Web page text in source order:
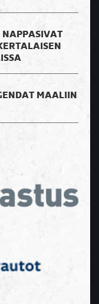
NAPPASIVAT
MAALIIN